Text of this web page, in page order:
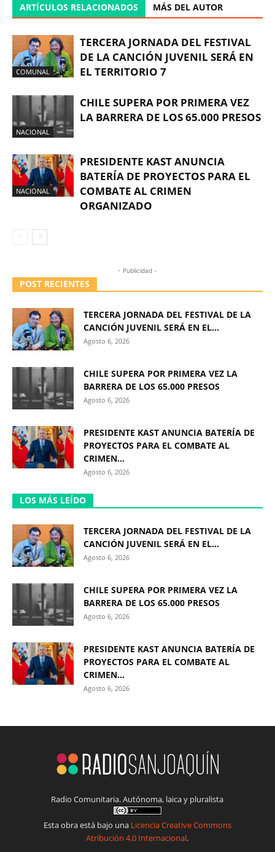
ARTÍCULOS RELACIONADOS MÁS DEL AUTOR
COMUNAL
TERCERA JORNADA DEL FESTIVAL
DE LA CANCIÓN JUVENIL SERÁ EN
EL TERRITORIO 7
NACIONAL
CHILE SUPERA POR PRIMERA VEZ
LA BARRERA DE LOS 65.000 PRESOS
NACIONAL
PRESIDENTE KAST ANUNCIA
BATERÍA DE PROYECTOS PARA EL
COMBATE AL CRIMEN
ORGANIZADO
- Publicidad -
POST RECIENTES
TERCERA JORNADA DEL FESTIVAL DE LA
CANCIÓN JUVENIL SERÁ EN EL...
Agosto 6, 2026
CHILE SUPERA POR PRIMERA VEZ LA
BARRERA DE LOS 65.000 PRESOS
Agosto 6, 2026
PRESIDENTE KAST ANUNCIA BATERÍA DE
PROYECTOS PARA EL COMBATE AL
CRIMEN...
Agosto 6, 2026
LOS MÁS LEÍDO
TERCERA JORNADA DEL FESTIVAL DE LA
CANCIÓN JUVENIL SERÁ EN EL...
Agosto 6, 2026
CHILE SUPERA POR PRIMERA VEZ LA
BARRERA DE LOS 65.000 PRESOS
Agosto 6, 2026
PRESIDENTE KAST ANUNCIA BATERÍA DE
PROYECTOS PARA EL COMBATE AL
CRIMEN...
Agosto 6, 2026
Radio Comunitaria. Autónoma, laica y pluralista
Esta obra está bajo una Licencia Creative Commons
Atribución 4.0 Internacional.